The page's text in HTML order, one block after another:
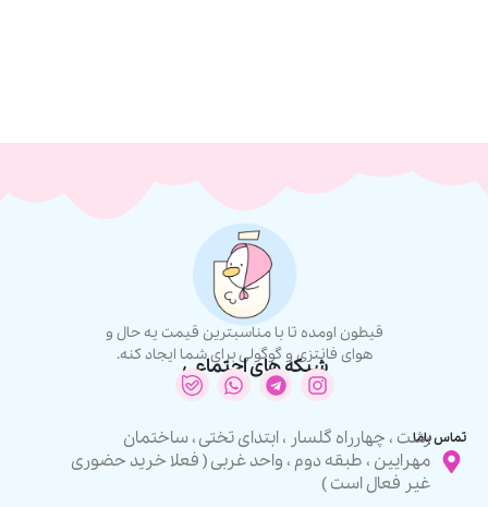
قیطون اومده تا با مناسبترین قیمت یه حال و
هوای فانتزی و گوگولی برای شما ایجاد کنه.
شبکه های اجتماعی
تماس بامارشت ، چهارراه گلسار ، ابتدای تختی ، ساختمان
مهرایین ، طبقه دوم ، واحد غربی ( فعلا خرید حضوری
غیر فعال است )